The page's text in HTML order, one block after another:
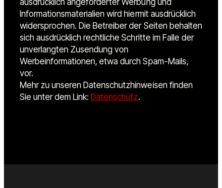
Informationsmaterialien wird hiermit ausdrücklich
widersprochen. Die Betreiber der Seiten behalten
sich ausdrücklich rechtliche Schritte im Falle der
unverlangten Zusendung von
Werbeinformationen, etwa durch Spam-Mails,
vor.
Mehr zu unseren Datenschutzhinweisen finden
Sie unter dem Link:Datenschutz.